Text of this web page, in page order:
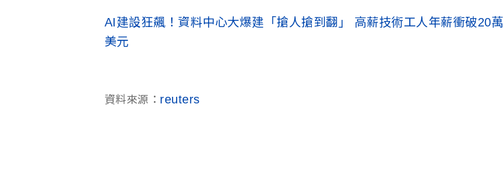
AI建設狂飆！資料中心大爆建「搶人搶到翻」 高薪技術工人年薪衝破20萬
美元
資料來源： reuters